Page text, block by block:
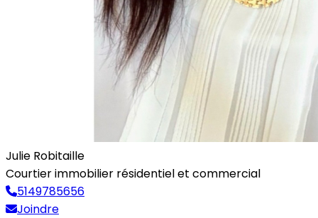
Julie Robitaille
Courtier immobilier résidentiel et commercial
5149785656
Joindre